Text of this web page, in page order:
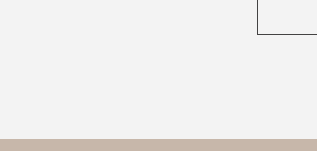
הקוטר הפנימי. את הקוטר שמדדת תוכלי להמיר למידה